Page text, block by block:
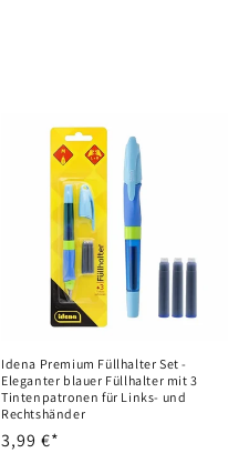
Idena Premium Füllhalter Set -
Eleganter blauer Füllhalter mit 3
Tintenpatronen für Links- und
Rechtshänder
Normaler
3,99 €*